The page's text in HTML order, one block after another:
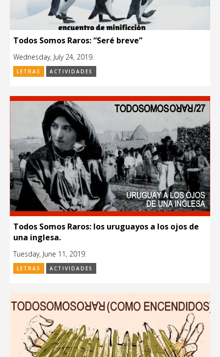
Todos Somos Raros: “Seré breve”
Wednesday, July 24, 2019.
LETRAS ACTIVIDADES
Todos Somos Raros: los uruguayos a los ojos de
una inglesa.
Tuesday, June 11, 2019.
LETRAS ACTIVIDADES